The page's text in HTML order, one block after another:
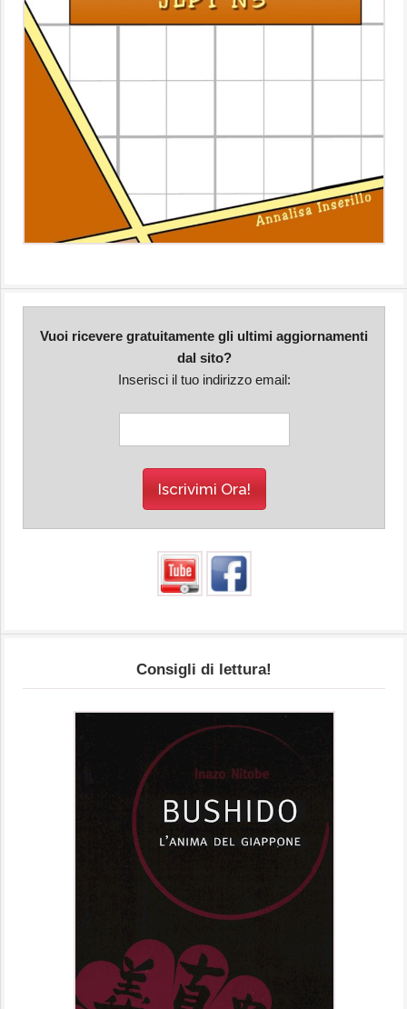
Vuoi ricevere gratuitamente gli ultimi aggiornamenti
dal sito?
Inserisci il tuo indirizzo email:
Consigli di lettura!